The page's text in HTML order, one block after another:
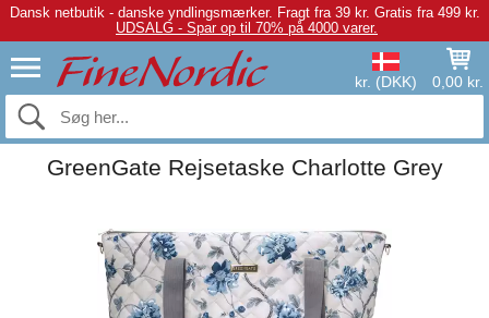
Dansk netbutik - danske yndlingsmærker. Fragt fra 39 kr. Gratis fra 499 kr.
UDSALG - Spar op til 70% på 4000 varer.
kr. (DKK) 0,00 kr.
GreenGate Rejsetaske Charlotte Grey